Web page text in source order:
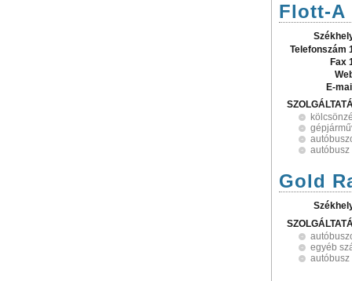
Flott-A
Telefonszám
Fax
E-
Gold
egyéb